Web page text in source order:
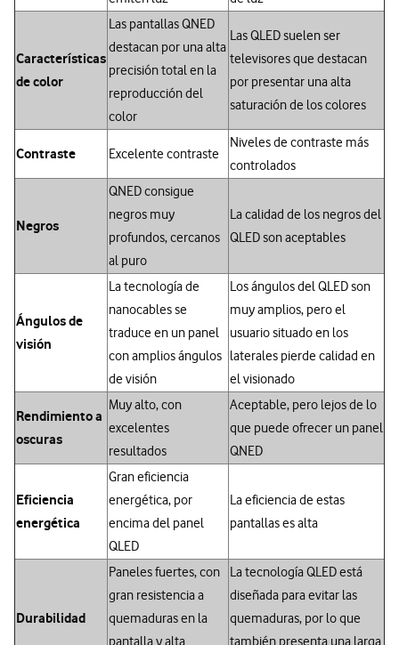
Características
de color
Las pantallas QNED
destacan por una alta
precisión total en la
reproducción del
color
Las QLED suelen ser
televisores que destacan
por presentar una alta
saturación de los colores
Contraste Excelente contraste
Niveles de contraste más
controlados
Negros
QNED consigue
negros muy
profundos, cercanos
al puro
La calidad de los negros del
QLED son aceptables
Ángulos de
visión
La tecnología de
nanocables se
traduce en un panel
con amplios ángulos
de visión
Los ángulos del QLED son
muy amplios, pero el
usuario situado en los
laterales pierde calidad en
el visionado
Rendimiento a
oscuras
Muy alto, con
excelentes
resultados
Aceptable, pero lejos de lo
que puede ofrecer un panel
QNED
Eficiencia
energética
Gran eficiencia
energética, por
encima del panel
QLED
La eficiencia de estas
pantallas es alta
Durabilidad
Paneles fuertes, con
gran resistencia a
quemaduras en la
pantalla y alta
La tecnología QLED está
diseñada para evitar las
quemaduras, por lo que
también presenta una larga